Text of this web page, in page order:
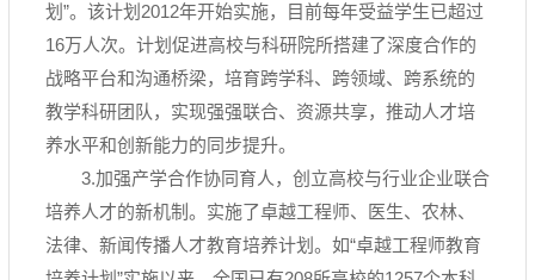
划”。该计划2012年开始实施，目前每年受益学生已超过
16万人次。计划促进高校与科研院所搭建了深度合作的
战略平台和沟通桥梁，培育跨学科、跨领域、跨系统的
教学科研团队，实现强强联合、资源共享，推动人才培
养水平和创新能力的同步提升。
3.加强产学合作协同育人，创立高校与行业企业联合
培养人才的新机制。实施了卓越工程师、医生、农林、
法律、新闻传播人才教育培养计划。如“卓越工程师教育